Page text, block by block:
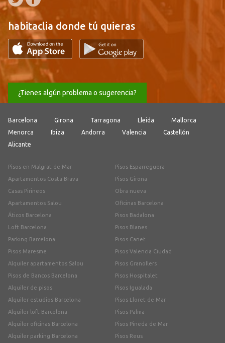
habitaclia donde tú quieras
¿Tienes algún problema o sugerencia?
Barcelona Girona Tarragona Lleida
Mallorca
Menorca
Ibiza Andorra Valencia
Castellón
Alicante
Pisos en Malgrat de Mar
Apartamentos Costa Brava
Casas Pirineos
Apartamentos Salou
Áticos Barcelona
Loft Barcelona
Parking Barcelona
Pisos Maresme
Alquiler apartamentos Salou
Pisos de Bancos Barcelona
Alquiler de pisos
Alquiler estudios Barcelona
Alquiler loft Barcelona
Alquiler oficinas Barcelona
Alquiler parking Barcelona
Pisos Esparreguera
Pisos Girona
Obra nueva
Oficinas Barcelona
Pisos Badalona
Pisos Blanes
Pisos Canet
Pisos Valencia Ciudad
Pisos Granollers
Pisos Hospitalet
Pisos Igualada
Pisos Lloret de Mar
Pisos Palma
Pisos Pineda de Mar
Pisos Reus